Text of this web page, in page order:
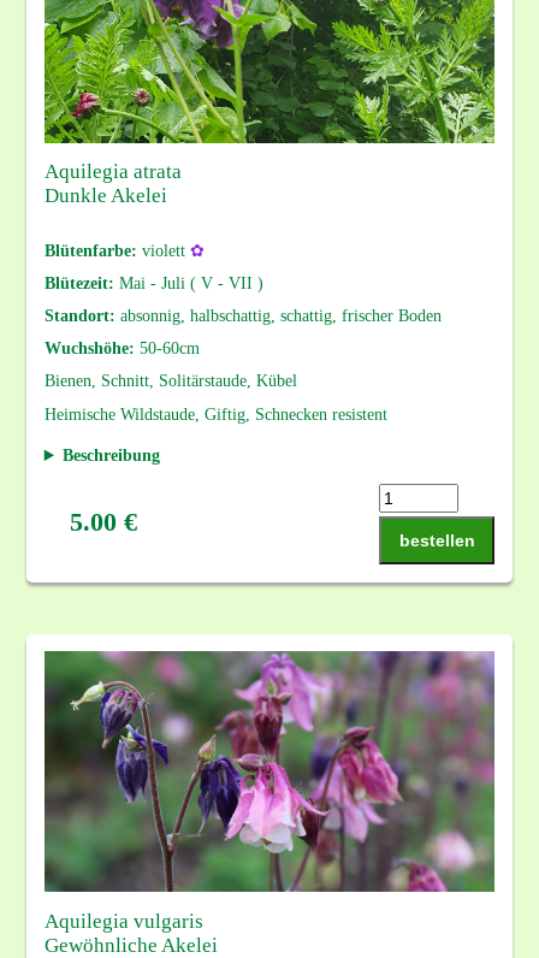
Aquilegia atrata
Dunkle Akelei
Blütenfarbe: violett ✿
Blütezeit: Mai - Juli ( V - VII )
Standort: absonnig, halbschattig, schattig, frischer Boden
Wuchshöhe: 50-60cm
Bienen, Schnitt, Solitärstaude, Kübel
Heimische Wildstaude, Giftig, Schnecken resistent
Beschreibung
5.00 €
bestellen
Aquilegia vulgaris
Gewöhnliche Akelei